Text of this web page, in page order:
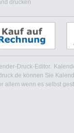
Druck-Editor.
können Sie
allem wenn es selbst
drucken